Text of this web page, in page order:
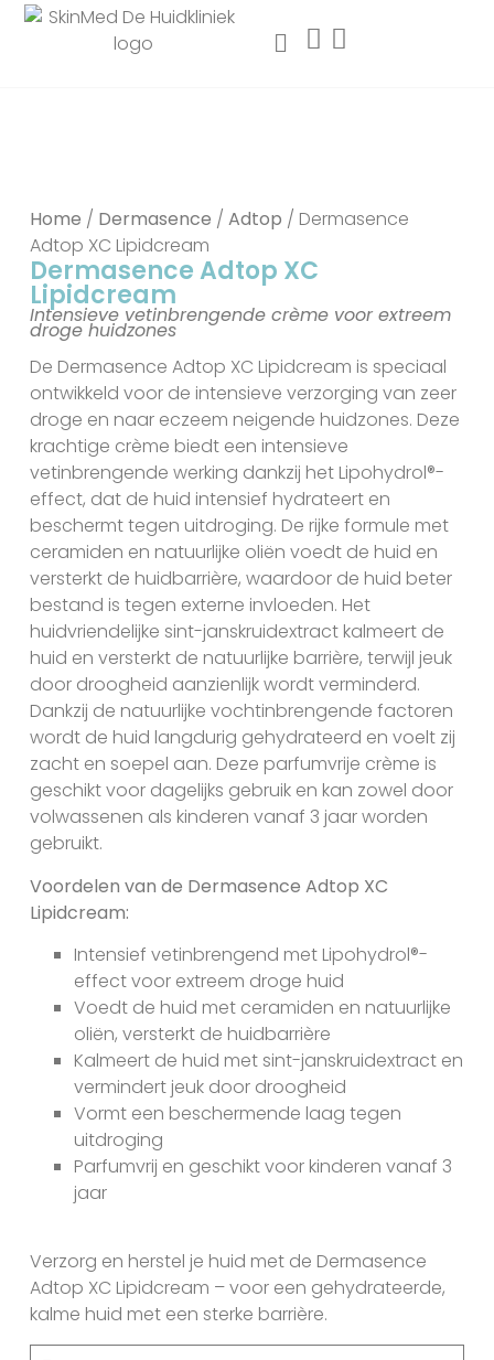
Home / Dermasence / Adtop / Dermasence
Adtop XC Lipidcream
Dermasence Adtop XC
Lipidcream
Intensieve vetinbrengende crème voor extreem
droge huidzones
De Dermasence Adtop XC Lipidcream is speciaal
ontwikkeld voor de intensieve verzorging van zeer
droge en naar eczeem neigende huidzones. Deze
krachtige crème biedt een intensieve
vetinbrengende werking dankzij het Lipohydrol®-
effect, dat de huid intensief hydrateert en
beschermt tegen uitdroging. De rijke formule met
ceramiden en natuurlijke oliën voedt de huid en
versterkt de huidbarrière, waardoor de huid beter
bestand is tegen externe invloeden. Het
huidvriendelijke sint-janskruidextract kalmeert de
huid en versterkt de natuurlijke barrière, terwijl jeuk
door droogheid aanzienlijk wordt verminderd.
Dankzij de natuurlijke vochtinbrengende factoren
wordt de huid langdurig gehydrateerd en voelt zij
zacht en soepel aan. Deze parfumvrije crème is
geschikt voor dagelijks gebruik en kan zowel door
volwassenen als kinderen vanaf 3 jaar worden
gebruikt.
Voordelen van de Dermasence Adtop XC
Lipidcream:
Intensief vetinbrengend met Lipohydrol®-
effect voor extreem droge huid
Voedt de huid met ceramiden en natuurlijke
oliën, versterkt de huidbarrière
Kalmeert de huid met sint-janskruidextract en
vermindert jeuk door droogheid
Vormt een beschermende laag tegen
uitdroging
Parfumvrij en geschikt voor kinderen vanaf 3
jaar
Verzorg en herstel je huid met de Dermasence
Adtop XC Lipidcream – voor een gehydrateerde,
kalme huid met een sterke barrière.